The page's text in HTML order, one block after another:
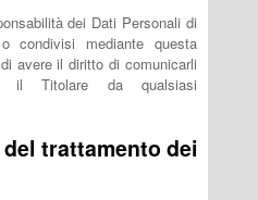
dei Dati Personali di
condivisi mediante questa
avere il diritto di comunicarli
il Titolare da qualsiasi
trattamento dei